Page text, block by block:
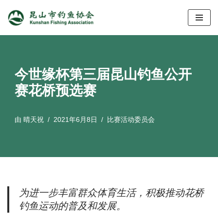
跳
今世缘杯第三届昆山钓鱼公开
赛花桥预选赛
由 晴天祝 2021年6月8日 比赛活动委员会
为进一步丰富群众体育生活，积极推动花桥
钓鱼运动的普及和发展。